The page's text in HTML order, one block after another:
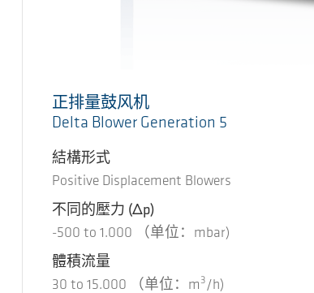
正排量鼓风机
Delta Blower Generation 5
結構形式
Positive Displacement Blowers
不同的壓力 (Δp)
-500 to 1.000 （单位：mbar)
體積流量
30 to 15.000 （单位：m 3 /h)